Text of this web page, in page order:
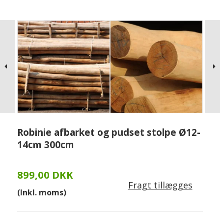
Robinie afbarket og pudset stolpe Ø12-
14cm 300cm
899,00 DKK
(Inkl. moms)
Fragt tillægges